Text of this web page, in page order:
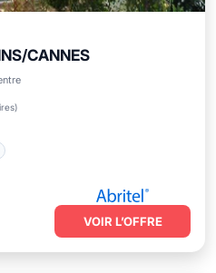
CANNES
)Balcon/Terrasse
VOIR L’OFFRE